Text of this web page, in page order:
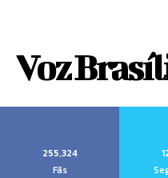
Voz
255,324
Fãs